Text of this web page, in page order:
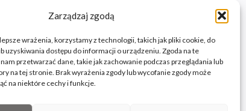
Zarządzaj zgodą
wrażenia, korzystamy z technologii, takich jak pliki cookie, do
uzyskiwania dostępu do informacji o urządzeniu. Zgoda na te
przetwarzać dane, takie jak zachowanie podczas przeglądania lub
na tej stronie. Brak wyrażenia zgody lub wycofanie zgody może
na niektóre cechy i funkcje.
Couple